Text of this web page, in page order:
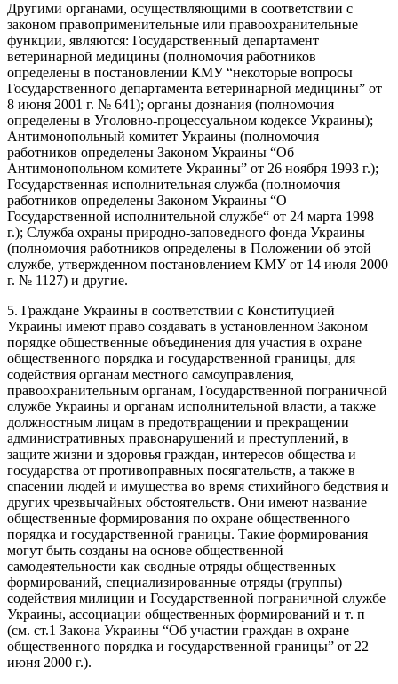
Другими органами, осуществляющими в соответствии с
законом правоприменительные или правоохранительные
функции, являются: Государственный департамент
ветеринарной медицины (полномочия работников
определены в постановлении КМУ “некоторые вопросы
Государственного департамента ветеринарной медицины” от
8 июня 2001 г. № 641); органы дознания (полномочия
определены в Уголовно-процессуальном кодексе Украины);
Антимонопольный комитет Украины (полномочия
работников определены Законом Украины “Об
Антимонопольном комитете Украины” от 26 ноября 1993 г.);
Государственная исполнительная служба (полномочия
работников определены Законом Украины “О
Государственной исполнительной службе“ от 24 марта 1998
г.); Служба охраны природно-заповедного фонда Украины
(полномочия работников определены в Положении об этой
службе, утвержденном постановлением КМУ от 14 июля 2000
г. № 1127) и другие.
5. Граждане Украины в соответствии с Конституцией
Украины имеют право создавать в установленном Законом
порядке общественные объединения для участия в охране
общественного порядка и государственной границы, для
содействия органам местного самоуправления,
правоохранительным органам, Государственной пограничной
службе Украины и органам исполнительной власти, а также
должностным лицам в предотвращении и прекращении
административных правонарушений и преступлений, в
защите жизни и здоровья граждан, интересов общества и
государства от противоправных посягательств, а также в
спасении людей и имущества во время стихийного бедствия и
других чрезвычайных обстоятельств. Они имеют название
общественные формирования по охране общественного
порядка и государственной границы. Такие формирования
могут быть созданы на основе общественной
самодеятельности как сводные отряды общественных
формирований, специализированные отряды (группы)
содействия милиции и Государственной пограничной службе
Украины, ассоциации общественных формирований и т. п
(см. ст.1 Закона Украины “Об участии граждан в охране
общественного порядка и государственной границы” от 22
июня 2000 г.).